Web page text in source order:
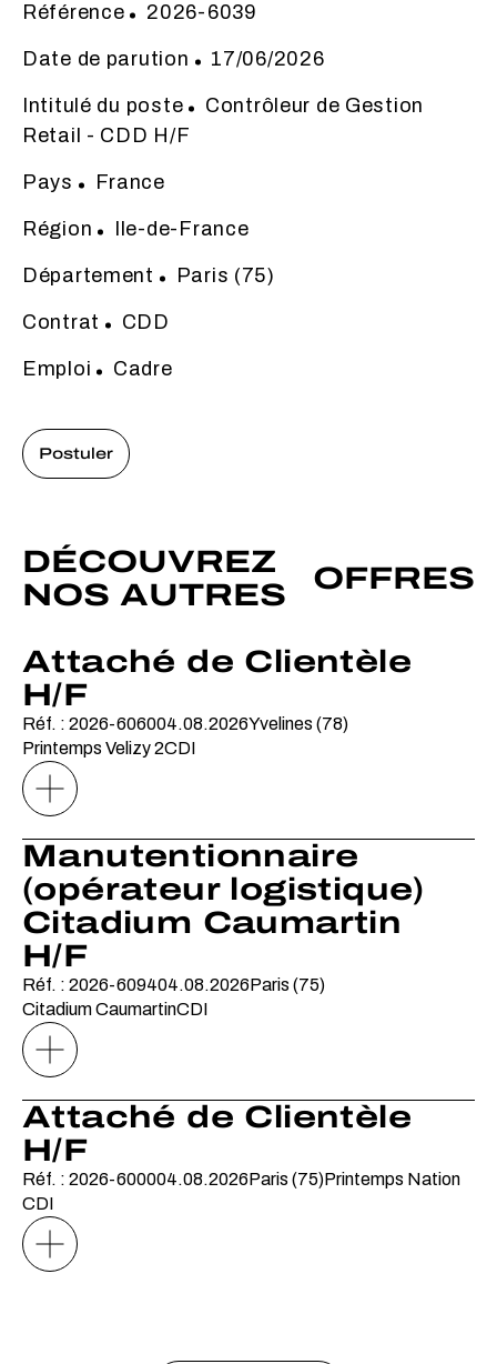
Référence 2026-6039
Date de parution 17/06/2026
Intitulé du poste
Contrôleur de Gestion
Retail - CDD H/F
Pays France
Région Ile-de-France
Département Paris (75)
Contrat CDD
Emploi Cadre
Postuler
DÉCOUVREZ
NOS AUTRES
OFFRES
Attaché de Clientèle
H/F
Réf. : 2026-606004.08.2026Yvelines (78)
Printemps Velizy 2CDI
Manutentionnaire
(opérateur logistique)
Citadium Caumartin
H/F
Réf. : 2026-609404.08.2026Paris (75)
Citadium CaumartinCDI
Attaché de Clientèle
H/F
Réf. : 2026-600004.08.2026Paris (75)Printemps Nation
CDI